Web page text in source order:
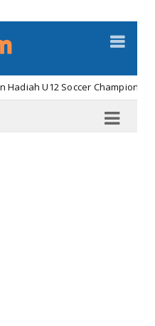
Soccer Championship ...